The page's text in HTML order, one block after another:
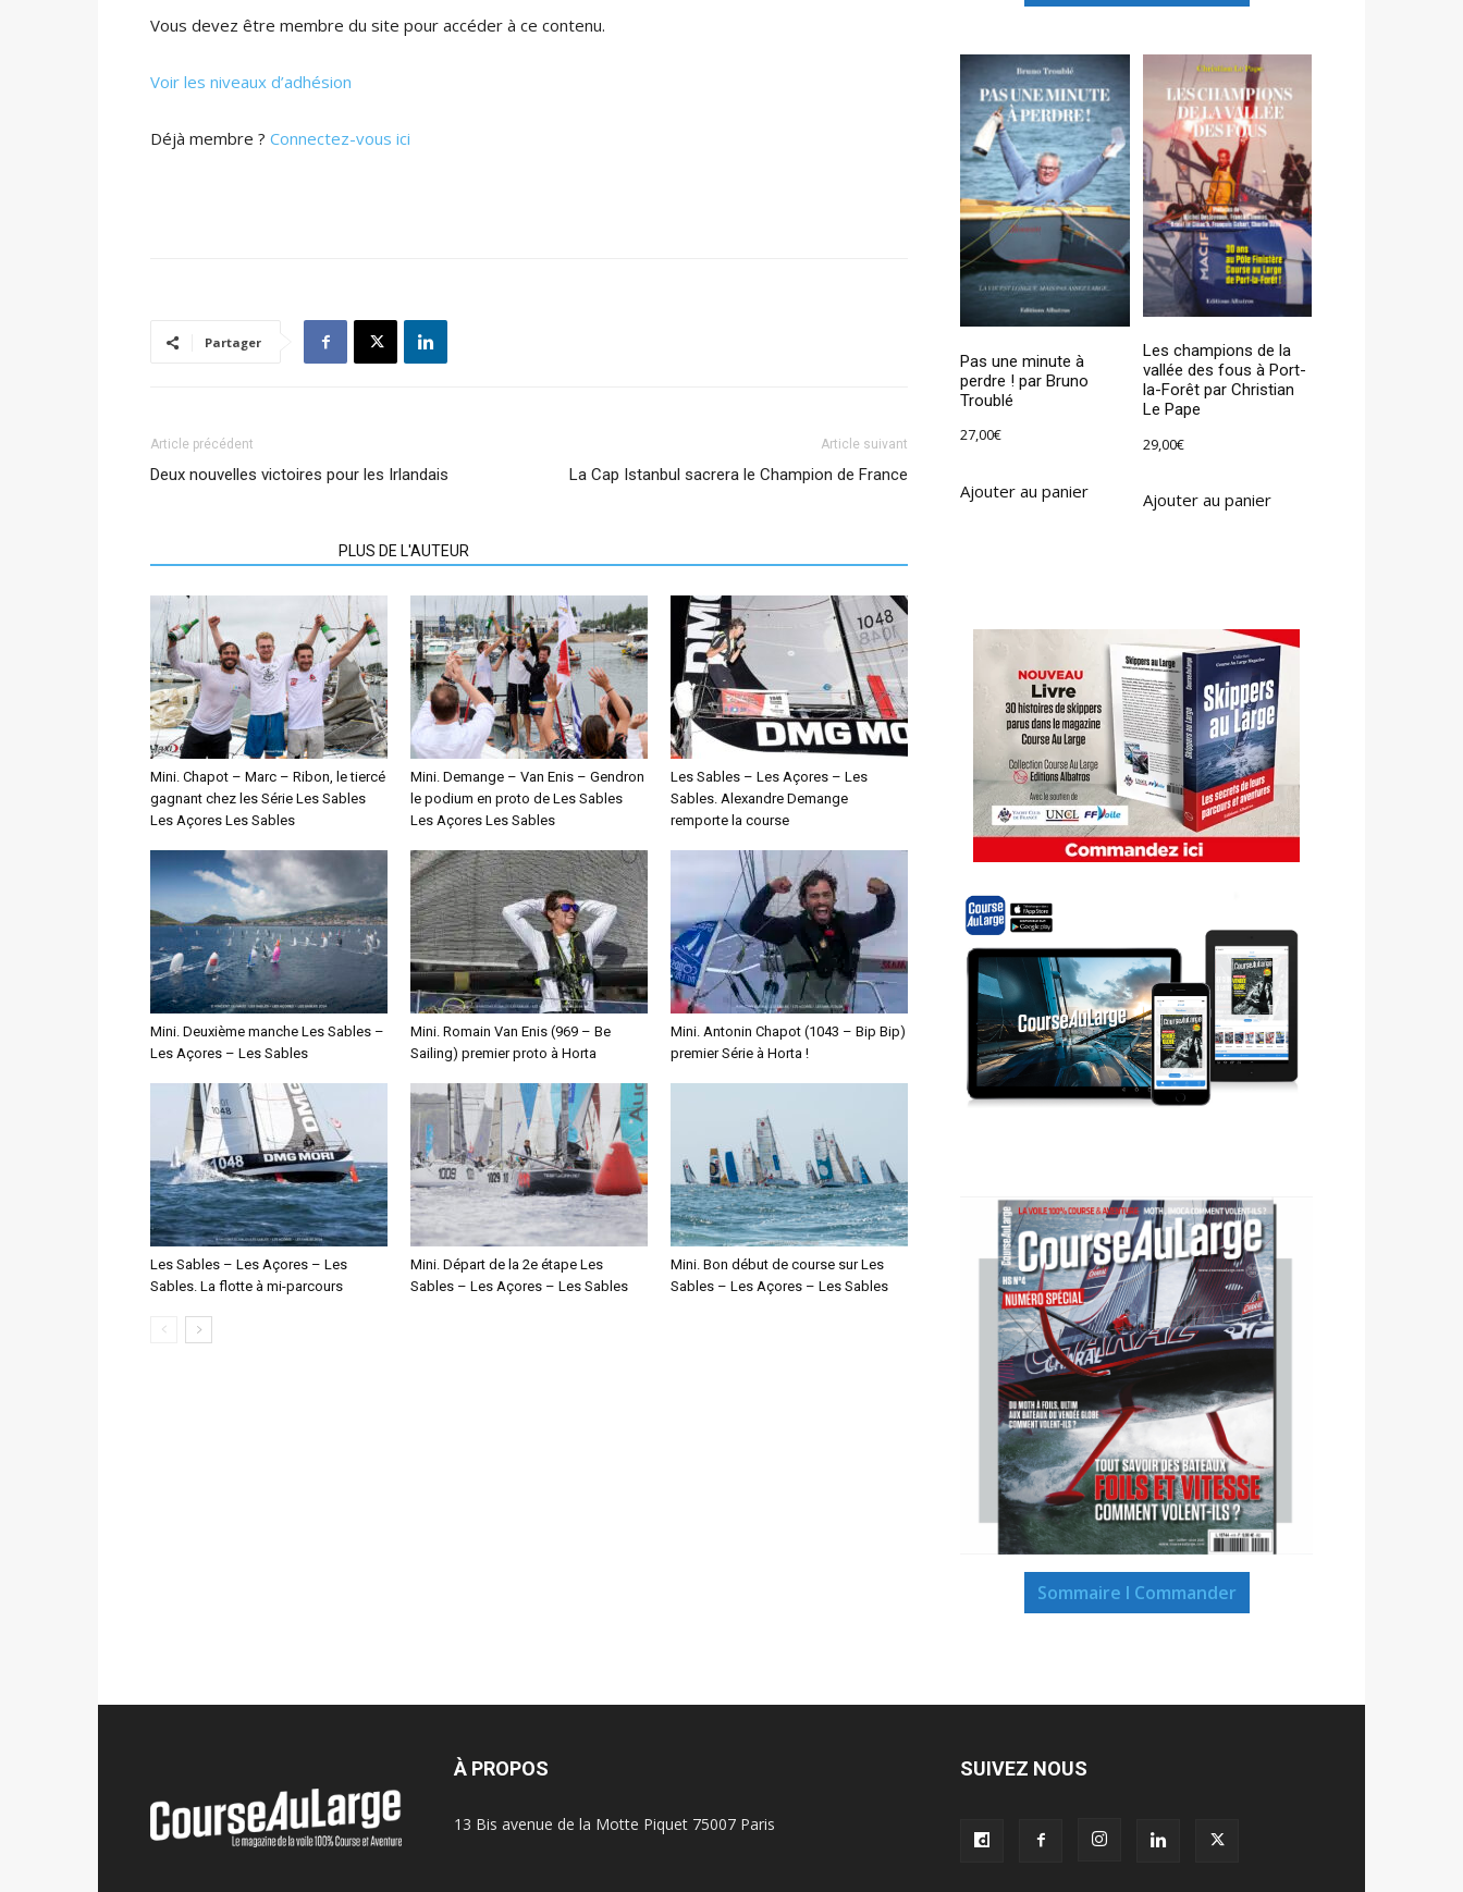
Vous devez être membre du site pour accéder à ce contenu.
Voir les niveaux d’adhésion
Déjà membre ? Connectez-vous ici
Partager
Article précédent
Deux nouvelles victoires pour les Irlandais
Article suivant
La Cap Istanbul sacrera le Champion de France
PLUS DE L'AUTEUR
Mini. Chapot – Marc – Ribon, le tiercé
gagnant chez les Série Les Sables
Les Açores Les Sables
Mini. Demange – Van Enis – Gendron
le podium en proto de Les Sables
Les Açores Les Sables
Les Sables – Les Açores – Les
Sables. Alexandre Demange
remporte la course
Mini. Deuxième manche Les Sables –
Les Açores – Les Sables
Mini. Romain Van Enis (969 – Be
Sailing) premier proto à Horta
Mini. Antonin Chapot (1043 – Bip Bip)
premier Série à Horta !
Les Sables – Les Açores – Les
Sables. La flotte à mi-parcours
Mini. Départ de la 2e étape Les
Sables – Les Açores – Les Sables
Mini. Bon début de course sur Les
Sables – Les Açores – Les Sables
Pas une minute à
perdre ! par Bruno
Troublé
27,00€
Ajouter au panier
Les champions de la
vallée des fous à Port-
la-Forêt par Christian
Le Pape
29,00€
Ajouter au panier
Sommaire I Commander
À PROPOS
13 Bis avenue de la Motte Piquet 75007 Paris
SUIVEZ NOUS